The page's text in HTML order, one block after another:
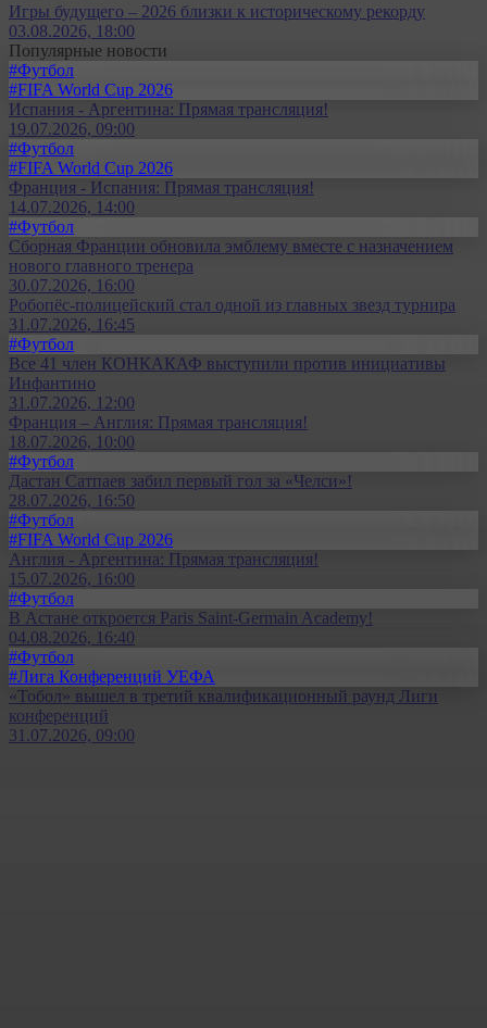
Игры будущего – 2026 близки к историческому рекорду
03.08.2026, 18:00
Популярные новости
#Футбол
#FIFA World Cup 2026
Испания - Аргентина: Прямая трансляция!
19.07.2026, 09:00
#Футбол
#FIFA World Cup 2026
Франция - Испания: Прямая трансляция!
14.07.2026, 14:00
#Футбол
Сборная Франции обновила эмблему вместе с назначением
нового главного тренера
30.07.2026, 16:00
Робопёс-полицейский стал одной из главных звезд турнира
31.07.2026, 16:45
#Футбол
Все 41 член КОНКАКАФ выступили против инициативы
Инфантино
31.07.2026, 12:00
Франция – Англия: Прямая трансляция!
18.07.2026, 10:00
#Футбол
Дастан Сатпаев забил первый гол за «Челси»!
28.07.2026, 16:50
#Футбол
#FIFA World Cup 2026
Англия - Аргентина: Прямая трансляция!
15.07.2026, 16:00
#Футбол
В Астане откроется Paris Saint-Germain Academy!
04.08.2026, 16:40
#Футбол
#Лига Конференций УЕФА
«Тобол» вышел в третий квалификационный раунд Лиги
конференций
31.07.2026, 09:00